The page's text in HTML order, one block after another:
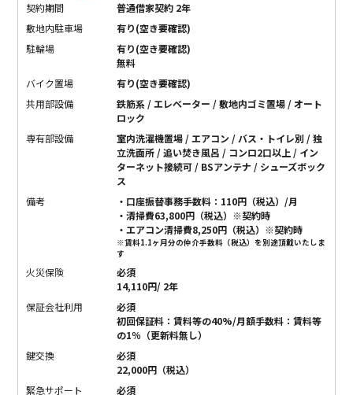
契約期間
普通借家契約 2年
敷地内駐車場
有り(空き要確認)
駐輪場
有り(空き要確認)
無料
バイク置場
有り(空き要確認)
共用部設備
鉄筋系 / エレベーター / 敷地内ゴミ置場 / オート
ロック
専有部設備
室内洗濯機置場 / エアコン / バス・トイレ別 / 独
立洗面所 / 追い焚き風呂 / コンロ2口以上 / イン
ターネット接続可 / BSアンテナ / シューズボック
ス
備考
・口座振替事務手数料：110円（税込）/月
・清掃費63,800円（税込）※契約時
・エアコン清掃費8,250円（税込）※契約時
※賃料1.1ヶ月分の仲介手数料（税込）を別途頂戴いたしま
す
火災保険
必須
14,110円/ 2年
保証会社利用
必須
初回保証料：賃料等の40%/月額手数料：賃料等
の1％（更新料無し）
鍵交換
必須
22,000円（税込）
緊急サポート
必須